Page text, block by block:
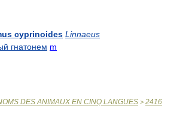
cyprinoides Linnaeus
гнатонем m
DES ANIMAUX EN CINQ LANGUES > 2416